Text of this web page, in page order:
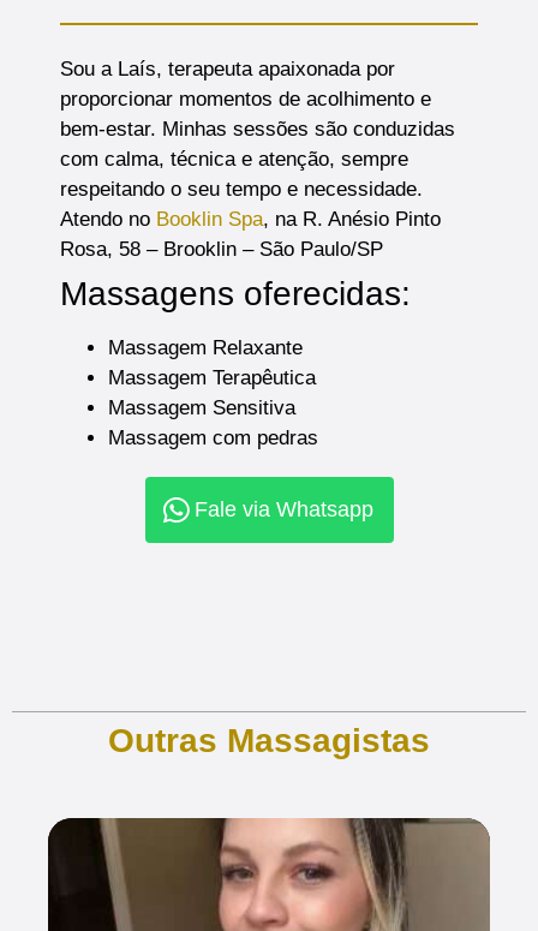
Sou a Laís, terapeuta apaixonada por
proporcionar momentos de acolhimento e
bem-estar. Minhas sessões são conduzidas
com calma, técnica e atenção, sempre
respeitando o seu tempo e necessidade.
Atendo no Booklin Spa, na R. Anésio Pinto
Rosa, 58 – Brooklin – São Paulo/SP
Massagens oferecidas:
Massagem Relaxante
Massagem Terapêutica
Massagem Sensitiva
Massagem com pedras
Fale via Whatsapp
Outras Massagistas